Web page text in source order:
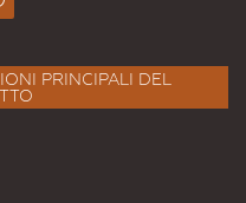
PRINCIPALI DEL